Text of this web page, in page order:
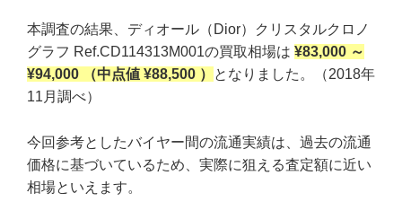
本調査の結果、ディオール（Dior）クリスタルクロノ
グラフ Ref.CD114313M001の買取相場は ¥83,000 ～
¥94,000 （中点値 ¥88,500 ）
となりました。（2018年
11月調べ）
今回参考としたバイヤー間の流通実績は、過去の流通
価格に基づいているため、実際に狙える査定額に近い
相場といえます。